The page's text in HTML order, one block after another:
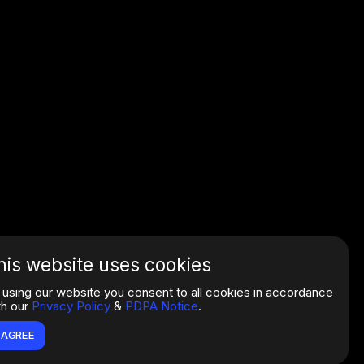
website uses cookies
using our website you consent to all cookies in accordance
our Privacy Policy & PDPA Notice.